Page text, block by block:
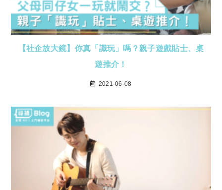
【社企放大鏡】你真「識玩」嗎？親子遊戲貼士、桌
遊推介！
2021-06-08